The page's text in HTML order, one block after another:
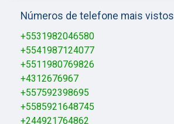
Números de telefone mais vistos
+5531982046580
+5541987124077
+5511980769826
+4312676967
+557592398695
+5585921648745
+244921764862